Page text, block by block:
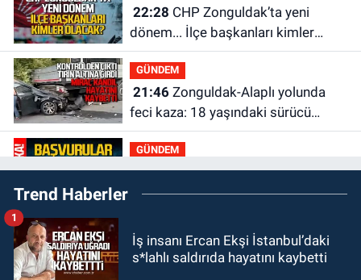
22:28
dönem... İlçe başkanları kimler
olacak?
GÜNDEM
21:46Zonguldak-Alaplı yolunda
feci kaza: 18 yaşındaki sürücü
hayatını kaybetti
GÜNDEM
21:29Başvurular başladı: 3 bin
250 kişi alınacak
19:56Otomobille çarpışan
bisikletli ağır yaralandı
Trend Haberler
İş insanı Ercan Ekşi İstanbul’daki
s*lahlı saldırıda hayatını kaybetti
1